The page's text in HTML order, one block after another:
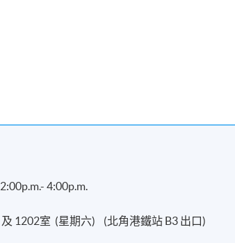
2:00p.m.- 4:00p.m.
1202室 (星期六) (北角港鐵站 B3 出口)